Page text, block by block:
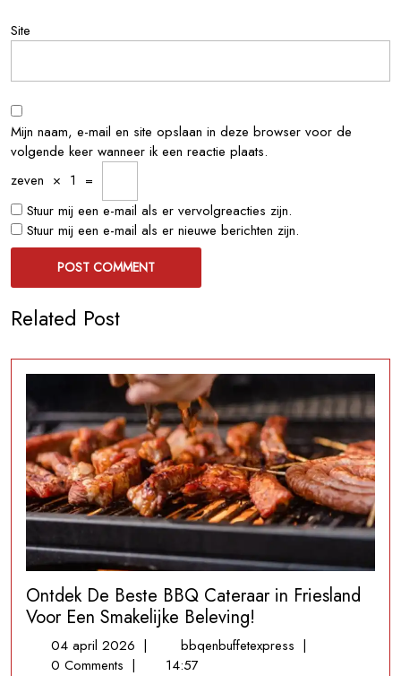
Site
Mijn naam, e-mail en site opslaan in deze browser voor de
volgende keer wanneer ik een reactie plaats.
zeven × 1 =
Stuur mij een e-mail als er vervolgreacties zijn.
Stuur mij een e-mail als er nieuwe berichten zijn.
Related Post
Ontdek De Beste BBQ Cateraar in Friesland
Voor Een Smakelijke Beleving!
04 april 2026 04| bbqenbuffetexpress Ontdek
|
0 Comments |
14:57